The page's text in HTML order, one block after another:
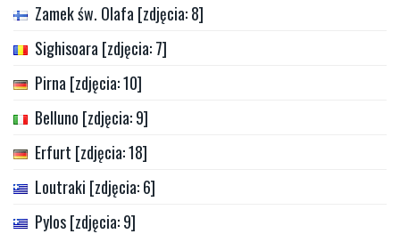
Zamek św. Olafa [zdjęcia: 8]
Sighisoara [zdjęcia: 7]
Pirna [zdjęcia: 10]
Belluno [zdjęcia: 9]
Erfurt [zdjęcia: 18]
Loutraki [zdjęcia: 6]
Pylos [zdjęcia: 9]